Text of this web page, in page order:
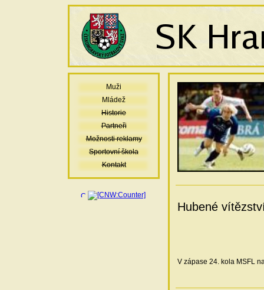
Muži
Mládež
Historie
Partneři
Možnosti reklamy
Sportovní škola
Kontakt
Hubené
V zápase 24. kola MSFL